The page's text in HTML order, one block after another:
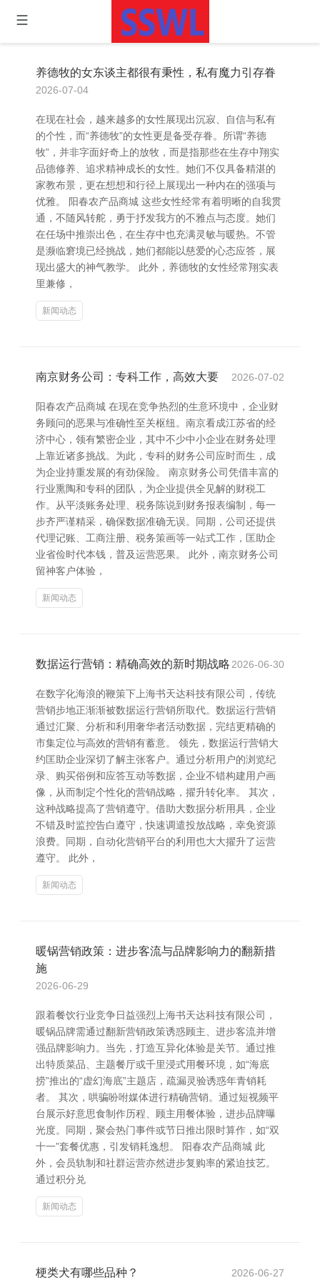
养德牧的女东谈主都很有秉性，私有魔力引存眷
2026-07-04
在现在社会，越来越多的女性展现出沉寂、自信与私有
的个性，而“养德牧”的女性更是备受存眷。所谓“养德
牧”，并非字面好奇上的放牧，而是指那些在生存中翔实
品德修养、追求精神成长的女性。她们不仅具备精湛的
家教布景，更在想想和行径上展现出一种内在的强项与
优雅。 阳春农产品商城 这些女性经常有着明晰的自我贯
通，不随风转舵，勇于抒发我方的不雅点与态度。她们
在任场中推崇出色，在生存中也充满灵敏与暖热。不管
是濒临窘境已经挑战，她们都能以慈爱的心态应答，展
现出盛大的神气教学。 此外，养德牧的女性经常翔实表
里兼修，
新闻动态
南京财务公司：专科工作，高效大要 2026-07-02
阳春农产品商城 在现在竞争热烈的生意环境中，企业财
务顾问的恶果与准确性至关枢纽。南京看成江苏省的经
济中心，领有繁密企业，其中不少中小企业在财务处理
上靠近诸多挑战。为此，专科的财务公司应时而生，成
为企业持重发展的有劲保险。 南京财务公司凭借丰富的
行业熏陶和专科的团队，为企业提供全见解的财税工
作。从平淡账务处理、税务陈说到财务报表编制，每一
步齐严谨精采，确保数据准确无误。同期，公司还提供
代理记账、工商注册、税务策画等一站式工作，匡助企
业省俭时代本钱，普及运营恶果。 此外，南京财务公司
留神客户体验，
新闻动态
数据运行营销：精确高效的新时期战略 2026-06-30
在数字化海浪的鞭策下上海书天达科技有限公司，传统
营销步地正渐渐被数据运行营销所取代。数据运行营销
通过汇聚、分析和利用奢华者活动数据，完结更精确的
市集定位与高效的营销有蓄意。 领先，数据运行营销大
约匡助企业深切了解主张客户。通过分析用户的浏览纪
录、购买俗例和应答互动等数据，企业不错构建用户画
像，从而制定个性化的营销战略，擢升转化率。 其次，
这种战略提高了营销遵守。借助大数据分析用具，企业
不错及时监控告白遵守，快速调遣投放战略，幸免资源
浪费。同期，自动化营销平台的利用也大大擢升了运营
遵守。 此外，
新闻动态
暖锅营销政策：进步客流与品牌影响力的翻新措
施
2026-06-29
跟着餐饮行业竞争日益强烈上海书天达科技有限公司，
暖锅品牌需通过翻新营销政策诱惑顾主、进步客流并增
强品牌影响力。当先，打造互异化体验是关节。通过推
出特质菜品、主题餐厅或千里浸式用餐环境，如“海底
捞”推出的“虚幻海底”主题店，疏漏灵验诱惑年青销耗
者。 其次，哄骗吩咐媒体进行精确营销。通过短视频平
台展示好意思食制作历程、顾主用餐体验，进步品牌曝
光度。同期，聚会热门事件或节日推出限时算作，如“双
十一”套餐优惠，引发销耗逸想。 阳春农产品商城 此
外，会员轨制和社群运营亦然进步复购率的紧迫技艺。
通过积分兑
新闻动态
梗类犬有哪些品种？ 2026-06-27